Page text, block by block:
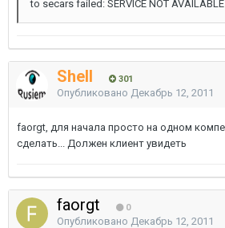
to secars failed: SERVICE NOT AVAILABLE
Shell 301
Опубликовано Декабрь 12, 2011
faorgt, для начала просто на одном
сделать... Должен клиент увидеть
faorgt 0
Опубликовано Декабрь 12, 2011